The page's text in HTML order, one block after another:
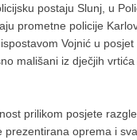
postaju Slunj, u
prometne policije
Vojnić u posjet
mališani iz dječjih
prilikom posjete
prezentirana oprema i